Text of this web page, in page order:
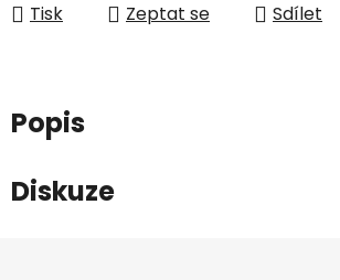
Tisk Zeptat se Sdílet
Popis
Diskuze